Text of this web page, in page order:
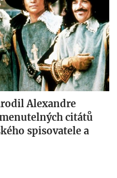
Alexandre
citátů
spisovatele a